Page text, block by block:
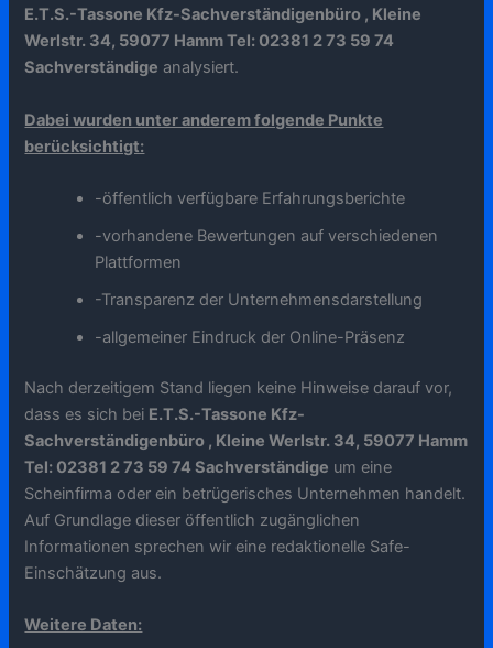
E.T.S.-Tassone Kfz-Sachverständigenbüro , Kleine
Werlstr. 34, 59077 Hamm Tel: 02381 2 73 59 74
Sachverständige analysiert.
Dabei wurden unter anderem folgende Punkte
berücksichtigt:
-öffentlich verfügbare Erfahrungsberichte
-vorhandene Bewertungen auf verschiedenen
Plattformen
-Transparenz der Unternehmensdarstellung
-allgemeiner Eindruck der Online-Präsenz
Nach derzeitigem Stand liegen keine Hinweise darauf vor,
dass es sich bei E.T.S.-Tassone Kfz-
Sachverständigenbüro , Kleine Werlstr. 34, 59077 Hamm
Tel: 02381 2 73 59 74 Sachverständige um eine
Scheinfirma oder ein betrügerisches Unternehmen handelt.
Auf Grundlage dieser öffentlich zugänglichen
Informationen sprechen wir eine redaktionelle Safe-
Einschätzung aus.
Weitere Daten: